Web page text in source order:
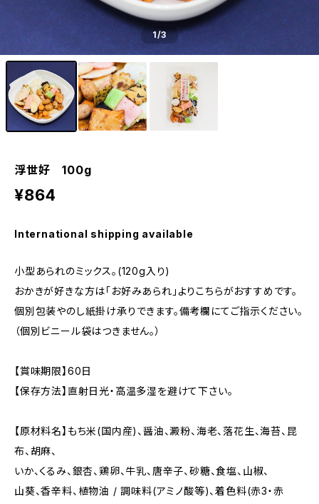
1/3
浮世好 100g
¥864
International shipping available
小型あられのミックス。(120g入り)
おかきが好きな方は「お好みあられ」よりこちらがおすすめです。
個別包装やのし紙掛け承りできます。備考欄にてご指示ください。
（個別ビニール袋はつきません。）
【賞味期限】60日
【保存方法】直射日光・高温多湿を避けて下さい。
【原材料名】もち米(国内産)、醤油、澱粉、海老、落花生、海苔、昆
布、胡麻、
いか、くるみ、銀杏、鶏卵、牛乳、唐辛子、砂糖、食塩、山椒、
山葵、香辛料、植物油 / 調味料(アミノ酸等)、着色料(赤3・赤